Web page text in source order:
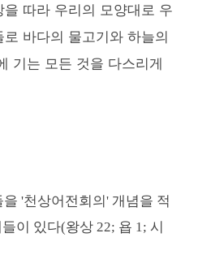
따라 우리의 모양대로 우
바다의 물고기와 하늘의
기는 모든 것을 다스리게
을 '천상어전회의' 개념을 적
이 있다(왕상22; 욥 1;시